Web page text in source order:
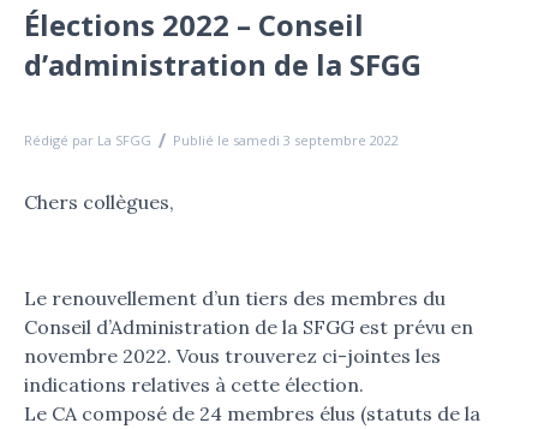
Élections 2022 – Conseil
d’administration de la SFGG
Rédigé par La SFGG Publié le samedi 3 septembre 2022
Chers collègues,
Le renouvellement d’un tiers des membres du
Conseil d’Administration de la SFGG est prévu en
novembre 2022. Vous trouverez ci-jointes les
indications relatives à cette élection.
Le CA composé de 24 membres élus (statuts de la